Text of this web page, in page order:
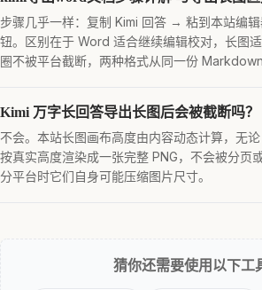
步骤几乎一样：复制 Kimi 回答 → 粘到本站编
钮。区别在于 Word 适合继续编辑校对，长图
圈不被平台截断，两种格式从同一份 Markdown
Kimi 万字长回答导出长图后会被截断吗？
不会。本站长图画布高度由内容动态计算，无
按真实高度渲染成一张完整 PNG，不会被分页
分平台时它们自身可能压缩图片尺寸。
猜你还需要使用以下工